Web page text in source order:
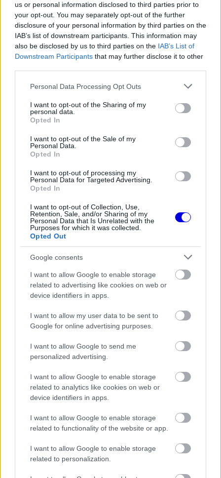
us or personal information disclosed to third parties prior to
your opt-out. You may separately opt-out of the further
disclosure of your personal information by third parties on the
IAB’s list of downstream participants. This information may
also be disclosed by us to third parties on the IAB’s List of
Downstream Participants that may further disclose it to other
Please note that this website/app uses one or more Google
not limited to your visit or usage behaviour. You may click to
grant or deny consent to Google and its third-party tags to
use your data for below specified purposes in below Google
consent section.
Personal Data Processing Opt Outs
I want to opt-out of the Sharing of my
personal data.
Opted In
I want to opt-out of the Sale of my
Personal Data.
Opted In
I want to opt-out of processing my
Personal Data for Targeted Advertising.
Opted In
I want to opt-out of Collection, Use,
Retention, Sale, and/or Sharing of my
Personal Data that Is Unrelated with the
Purposes for which it was collected.
Opted Out
Google consents
I want to allow Google to enable storage
related to advertising like cookies on web or
device identifiers in apps.
I want to allow my user data to be sent to
Google for online advertising purposes.
I want to allow Google to send me
personalized advertising.
I want to allow Google to enable storage
related to analytics like cookies on web or
device identifiers in apps.
I want to allow Google to enable storage
related to functionality of the website or app.
I want to allow Google to enable storage
related to personalization.
Video
loading.
This
is
a
window.
The media could not be loaded, either because
the server or network failed or because the format
is not supported.
Az ezüstnyilak váltig állítják, az alkatrész teljesen
szabályos, így egyelőre kérdéses, hogyan dönt a
szövetség. Az is elképzelhető, hogy azonnali
módosításra kötelezik őket, de az is, hogy
Silverstone-ig kapnak haladékot, vagy végül
mindent szabályosnak találnak.
EZEKET IS AJÁNLJUK
FORMA-1
Kellemetlen meglepetés érte a
nyári szünetben a Forma–1-es
FORMA-1
Zéró kifogás az Alpine-nál, a
McLaren és a Ferrari a
Sainz visszatérne a Red Bullhoz,
ahol a győzelemért harcolhatna